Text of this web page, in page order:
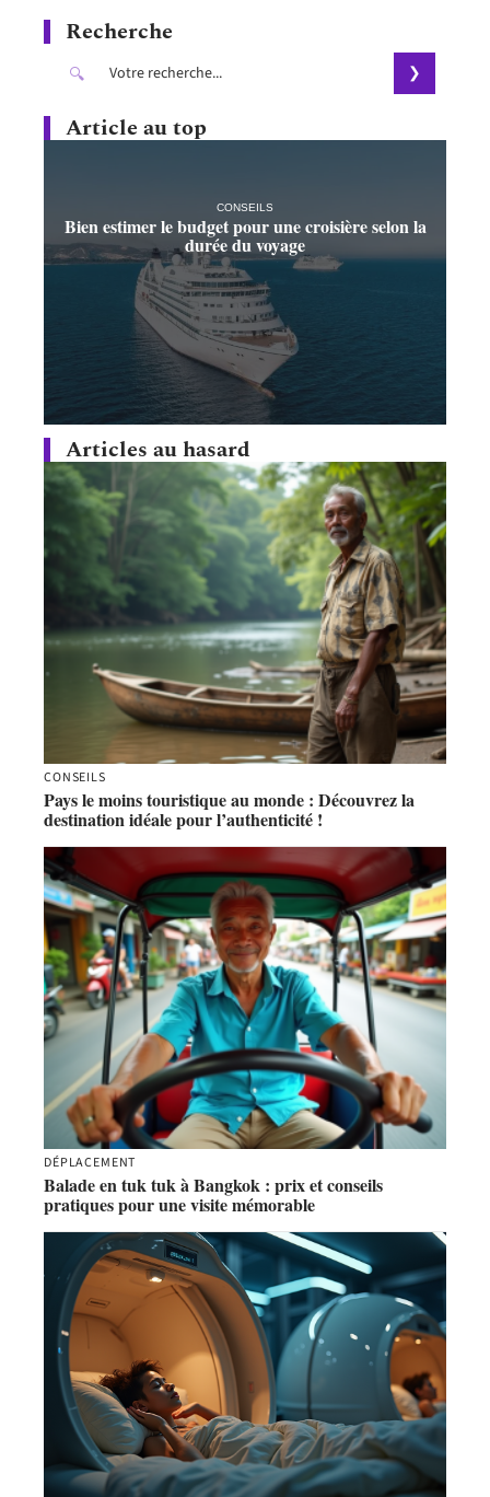
Recherche
Article au top
CONSEILS
Bien estimer le budget pour une croisière selon la
durée du voyage
Articles au hasard
CONSEILS
Pays le moins touristique au monde : Découvrez la
destination idéale pour l’authenticité !
DÉPLACEMENT
Balade en tuk tuk à Bangkok : prix et conseils
pratiques pour une visite mémorable